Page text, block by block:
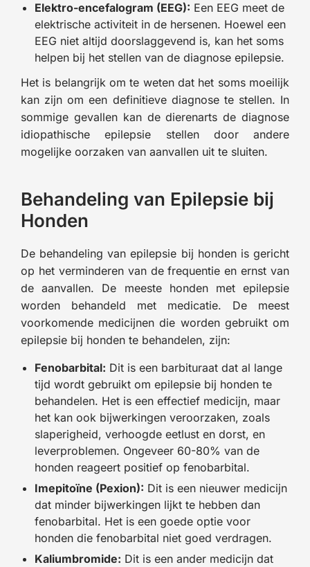
Elektro-encefalogram (EEG): Een EEG meet de
elektrische activiteit in de hersenen. Hoewel een
EEG niet altijd doorslaggevend is, kan het soms
helpen bij het stellen van de diagnose epilepsie.
Het is belangrijk om te weten dat het soms moeilijk
kan zijn om een definitieve diagnose te stellen. In
sommige gevallen kan de dierenarts de diagnose
idiopathische epilepsie stellen door andere
mogelijke oorzaken van aanvallen uit te sluiten.
Behandeling van Epilepsie bij
Honden
De behandeling van epilepsie bij honden is gericht
op het verminderen van de frequentie en ernst van
de aanvallen. De meeste honden met epilepsie
worden behandeld met medicatie. De meest
voorkomende medicijnen die worden gebruikt om
epilepsie bij honden te behandelen, zijn:
Fenobarbital: Dit is een barbituraat dat al lange
tijd wordt gebruikt om epilepsie bij honden te
behandelen. Het is een effectief medicijn, maar
het kan ook bijwerkingen veroorzaken, zoals
slaperigheid, verhoogde eetlust en dorst, en
leverproblemen. Ongeveer 60-80% van de
honden reageert positief op fenobarbital.
Imepitoïne (Pexion): Dit is een nieuwer medicijn
dat minder bijwerkingen lijkt te hebben dan
fenobarbital. Het is een goede optie voor
honden die fenobarbital niet goed verdragen.
Kaliumbromide: Dit is een ander medicijn dat